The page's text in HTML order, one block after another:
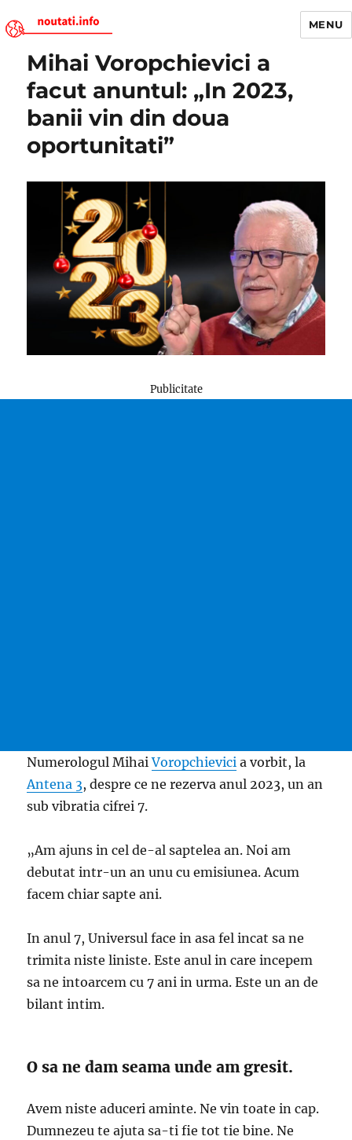
Noutati.Info
MENU
Mihai Voropchievici a
facut anuntul: „In 2023,
banii vin din doua
oportunitati”
Publicitate
Numerologul MihaiVoropchievici a vorbit, la
Antena 3, despre ce ne rezerva anul 2023, un an
sub vibratia cifrei 7.
„Am ajuns in cel de-al saptelea an. Noi am
debutat intr-un an unu cu emisiunea. Acum
facem chiar sapte ani.
In anul 7, Universul face in asa fel incat sa ne
trimita niste liniste. Este anul in care incepem
sa ne intoarcem cu 7 ani in urma. Este un an de
bilant intim.
O sa ne dam seama unde am gresit.
Avem niste aduceri aminte. Ne vin toate in cap.
Dumnezeu te ajuta sa-ti fie tot tie bine. Ne